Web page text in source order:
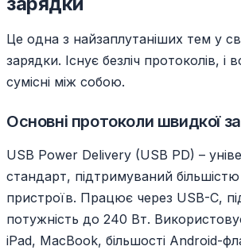
Це одна з найзаплутаніших тем у
зарядки. Існує безліч протоколів,
сумісні між собою.
Основні протоколи швидкої
USB Power Delivery (USB PD) –
стандарт, підтримуваний
пристроїв. Працює через USB-C,
потужність до 240 Вт.
iPad, MacBook, більшості Android-